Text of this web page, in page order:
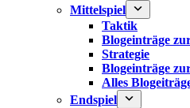
Mittelspiel
Taktik
Blogeinträge
Strategie
Blogeinträge
Alles
Endspiel